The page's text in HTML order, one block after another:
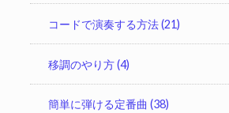
コードで演奏する方法(21)
移調のやり方(4)
簡単に弾ける定番曲(38)